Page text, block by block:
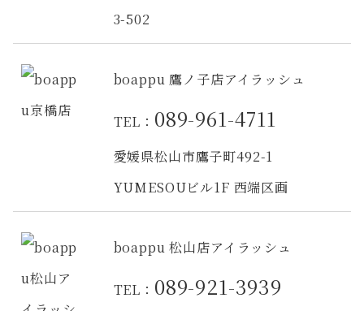
3-502
boappu 鷹ノ子店アイラッシュ
TEL： 089-961-4711
愛媛県松山市鷹子町492-1
YUMESOUビル1F 西端区画
boappu 松山店アイラッシュ
TEL： 089-921-3939